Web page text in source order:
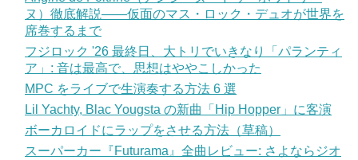
ヌ）徹底解説——仮面のマス・ロック・デュオが世界を
席巻するまで
フジロック '26 最終日、大トリでいきなり「パランティ
ア」: 音は最高で、思想はややこしかった
MPC をライブで生演奏する方法 6 選
Lil Yachty, Blac Yougsta の新曲「Hip Hopper」に客演
ボーカロイドにラップをさせる方法（草稿）
スーパーカー『Futurama』全曲レビュー: さよならジオ